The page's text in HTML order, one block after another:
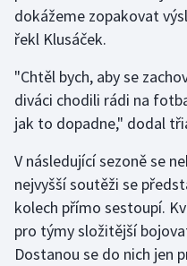
Jezdectví
Judo
Krasobruslení
Lezení
Lyže a snowboard
Moderní pětiboj
dokážeme zopakovat
řekl Klusáček.
"Chtěl bych, aby se
diváci chodili rádi na
jak to dopadne," dodal
V následující sezoně se
nejvyšší soutěži se
kolech přímo sestoupí.
pro týmy složitější
Dostanou se do nich jen